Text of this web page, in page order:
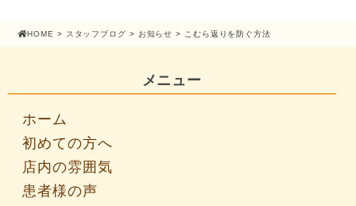
HOME > スタッフブログ > お知らせ > こむら返りを防ぐ方法
メニュー
ホーム
初めての方へ
店内の雰囲気
患者様の声